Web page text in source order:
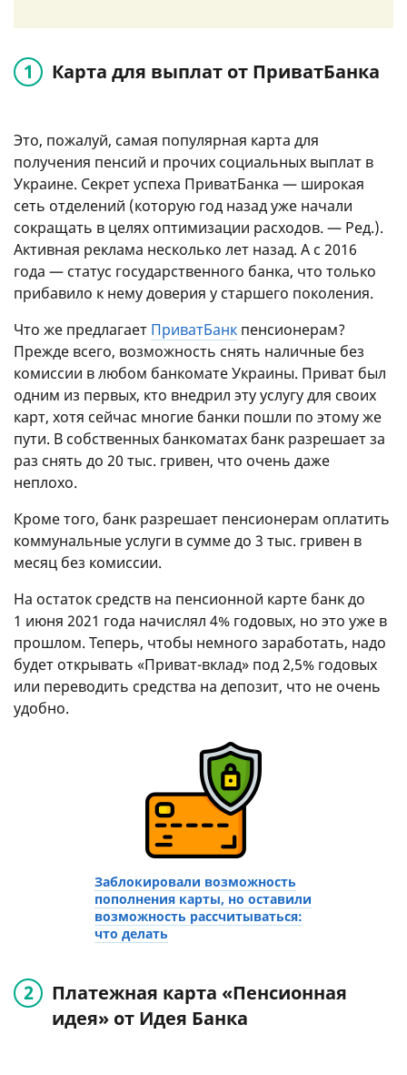
Карта для выплат от ПриватБанка
Это, пожалуй, самая популярная карта для
получения пенсий и прочих социальных выплат в
Украине. Секрет успеха ПриватБанка — широкая
сеть отделений (которую год назад уже начали
сокращать в целях оптимизации расходов. — Ред.).
Активная реклама несколько лет назад. А с 2016
года — статус государственного банка, что только
прибавило к нему доверия у старшего поколения.
Что же предлагает ПриватБанк пенсионерам?
Прежде всего, возможность снять наличные без
комиссии в любом банкомате Украины. Приват был
одним из первых, кто внедрил эту услугу для своих
карт, хотя сейчас многие банки пошли по этому же
пути. В собственных банкоматах банк разрешает за
раз снять до 20 тыс. гривен, что очень даже
неплохо.
Кроме того, банк разрешает пенсионерам оплатить
коммунальные услуги в сумме до 3 тыс. гривен в
месяц без комиссии.
На остаток средств на пенсионной карте банк до
1 июня 2021 года начислял 4% годовых, но это уже в
прошлом. Теперь, чтобы немного заработать, надо
будет открывать «Приват-вклад» под 2,5% годовых
или переводить средства на депозит, что не очень
удобно.
Заблокировали возможность
пополнения карты, но оставили
возможность рассчитываться:
что делать
Платежная карта «Пенсионная
идея» от Идея Банка